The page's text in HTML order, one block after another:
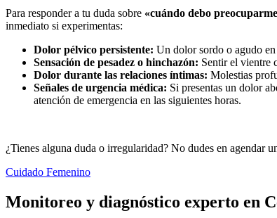
Para responder a tu duda sobre «cuándo debo
inmediato si experimentas:
Dolor pélvico persistente: Un dolor sordo o agudo en
Sensación de pesadez o hinchazón: Sentir el vientre
Dolor durante las relaciones íntimas: Molestias
Señales de urgencia médica: Si presentas un dolor
atención de emergencia en las siguientes horas.
¿Tienes alguna duda o irregularidad? No dudes en agendar
Cuidado Femenino
Monitoreo y diagnóstico experto en